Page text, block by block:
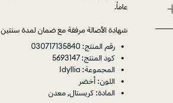
عاماً.
شهادة الأصالة مرفقة مع ضمان لمدة سنتين
رقم المنتج: 030717135840
كود المنتج: 5693147
المجموعة: Idyllia
اللون: أخضر
المادة: كريستال, معدن